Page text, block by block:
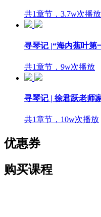
共1章节，3.7w次播放
寻琴记 |“海内蕉叶第
共1章节，9w次播放
寻琴记 | 徐君跃老
共1章节，10w次播放
优惠券
购买课程